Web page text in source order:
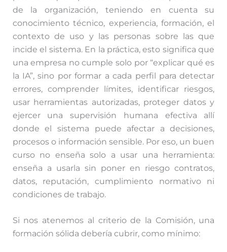
de la organización, teniendo en cuenta su
conocimiento técnico, experiencia, formación, el
contexto de uso y las personas sobre las que
incide el sistema. En la práctica, esto significa que
una empresa no cumple solo por “explicar qué es
la IA”, sino por formar a cada perfil para detectar
errores, comprender límites, identificar riesgos,
usar herramientas autorizadas, proteger datos y
ejercer una supervisión humana efectiva allí
donde el sistema puede afectar a decisiones,
procesos o información sensible. Por eso, un buen
curso no enseña solo a usar una herramienta:
enseña a usarla sin poner en riesgo contratos,
datos, reputación, cumplimiento normativo ni
condiciones de trabajo.
Si nos atenemos al criterio de la Comisión, una
formación sólida debería cubrir, como mínimo: